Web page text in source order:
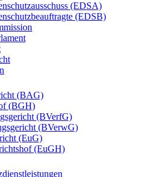
(EDSA)
(EDSB)
(BAG)
(BGH)
(BVerfG)
(BVerwG)
(EuG)
(EuGH)